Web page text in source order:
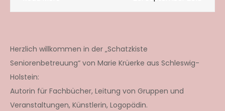
Herzlich willkommen in der „Schatzkiste
Seniorenbetreuung“ von Marie Krüerke aus Schleswig-
Holstein:
Autorin für Fachbücher, Leitung von Gruppen und
Veranstaltungen, Künstlerin, Logopädin.